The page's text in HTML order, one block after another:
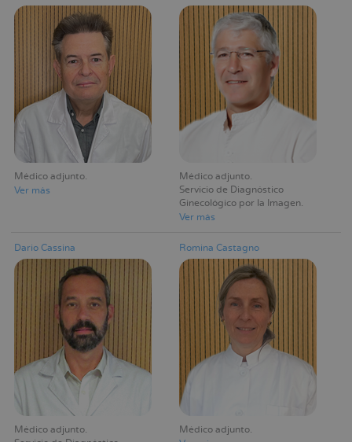
Médico adjunto
Ver más
Médico adjunto
Servicio de Diagnóstico
Ginecológico por la Imagen
Ver más
Dario Cassina
Médico adjunto
Romina Castagno
Médico adjunto